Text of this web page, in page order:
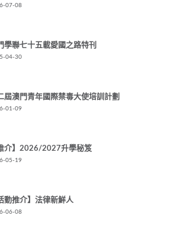
07-08
學聯七十五載愛國之路特刊
04-30
屆澳門青年國際禁毒大使培訓計劃
01-09
介】2026/2027升學秘笈
05-19
動推介】法律新鮮人
06-08